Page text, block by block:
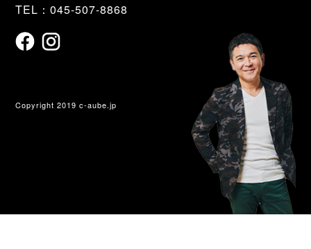
TEL：045-507-8868
Copyright 2019 c-aube.jp